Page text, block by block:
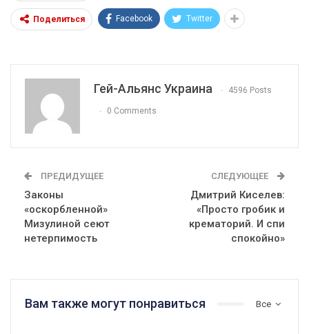
Поделиться Facebook Twitter
Гей-Альянс Украина 4596 Posts
0 Comments
ПРЕДИДУЩЕЕ
Законы
«оскорбленной»
Мизулиной сеют
нетерпимость
СЛЕДУЮЩЕЕ
Дмитрий Киселев:
«Просто гробик и
крематорий. И спи
спокойно»
Все
Вам также могут понравиться